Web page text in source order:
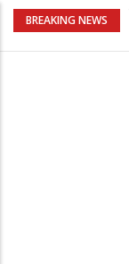
BREAKING NEWS